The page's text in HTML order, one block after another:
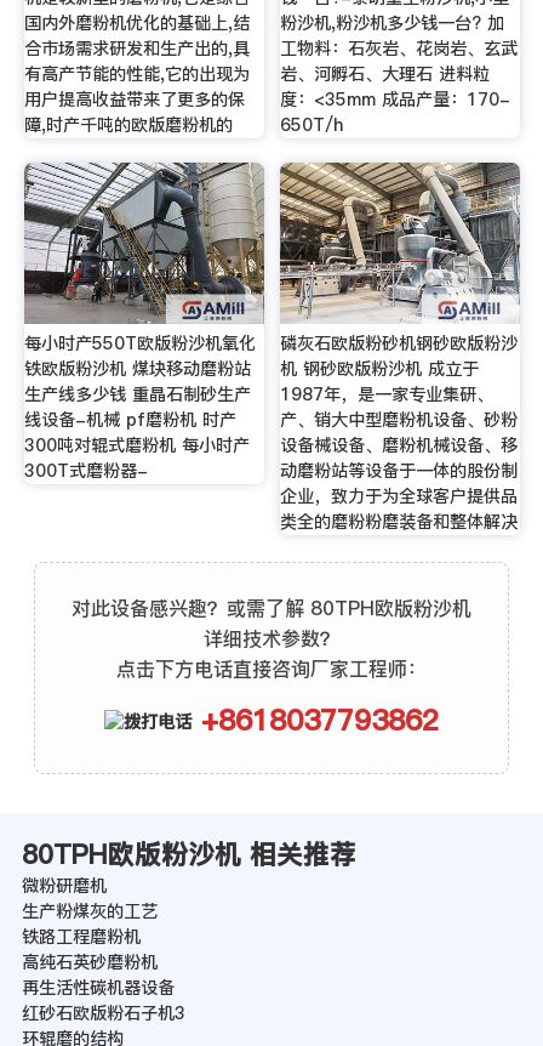
国内外磨粉机优化的基础上,结
合市场需求研发和生产出的,具
有高产节能的性能,它的出现为
用户提高收益带来了更多的保
障,时产千吨的欧版磨粉机的
粉沙机,粉沙机多少钱一台? 加
工物料：石灰岩、花岗岩、玄武
岩、河孵石、大理石 进料粒
度：<35mm 成品产量：170-
650T/h
每小时产550T欧版粉沙机氧化
铁欧版粉沙机 煤块移动磨粉站
生产线多少钱 重晶石制砂生产
线设备-机械 pf磨粉机 时产
300吨对辊式磨粉机 每小时产
300T式磨粉器-
磷灰石欧版粉砂机钢砂欧版粉沙
机 钢砂欧版粉沙机 成立于
1987年，是一家专业集研、
产、销大中型磨粉机设备、砂粉
设备械设备、磨粉机械设备、移
动磨粉站等设备于一体的股份制
企业，致力于为全球客户提供品
类全的磨粉粉磨装备和整体解决
对此设备感兴趣？或需了解 80TPH欧版粉沙机
详细技术参数？
点击下方电话直接咨询厂家工程师：
+8618037793862
80TPH欧版粉沙机 相关推荐
微粉研磨机
生产粉煤灰的工艺
铁路工程磨粉机
高纯石英砂磨粉机
再生活性碳机器设备
红砂石欧版粉石子机3
环辊磨的结构